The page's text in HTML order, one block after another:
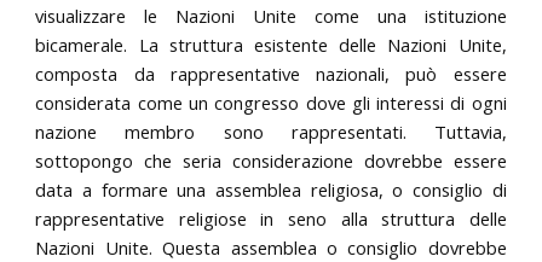
visualizzare le Nazioni Unite come una istituzione
bicamerale. La struttura esistente delle Nazioni Unite,
composta da rappresentative nazionali, può essere
considerata come un congresso dove gli interessi di ogni
nazione membro sono rappresentati. Tuttavia,
sottopongo che seria considerazione dovrebbe essere
data a formare una assemblea religiosa, o consiglio di
rappresentative religiose in seno alla struttura delle
Nazioni Unite. Questa assemblea o consiglio dovrebbe